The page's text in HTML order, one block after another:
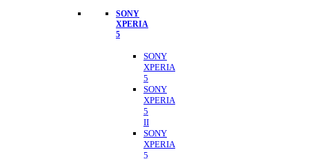
SONY
XPERIA
5
SONY
XPERIA
5
SONY
XPERIA
5
II
SONY
XPERIA
5